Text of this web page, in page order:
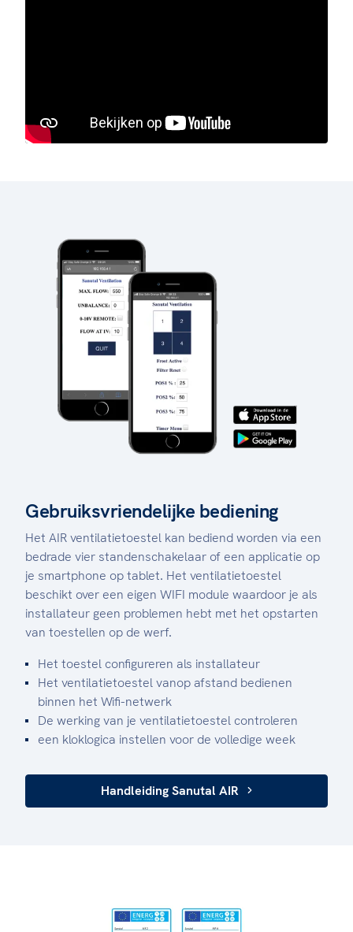
Gebruiksvriendelijke bediening
Het AIR ventilatietoestel kan bediend worden via een
bedrade vier standenschakelaar of een applicatie op
je smartphone op tablet. Het ventilatietoestel
beschikt over een eigen WIFI module waardoor je als
installateur geen problemen hebt met het opstarten
van toestellen op de werf.
Het toestel configureren als installateur
Het ventilatietoestel vanop afstand bedienen
binnen het Wifi-netwerk
De werking van je ventilatietoestel controleren
een kloklogica instellen voor de volledige week
Handleiding Sanutal AIR